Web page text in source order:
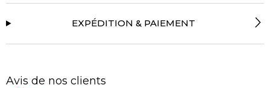
EXPÉDITION & PAIEMENT
Avis de nos clients